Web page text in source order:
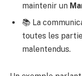
maintenir un
📚 La
toutes les
malentendus.